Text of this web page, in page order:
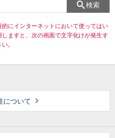
検索
にインターネットにおいて使ってはい
ますと、次の画面で文字化けが発生す
。
について